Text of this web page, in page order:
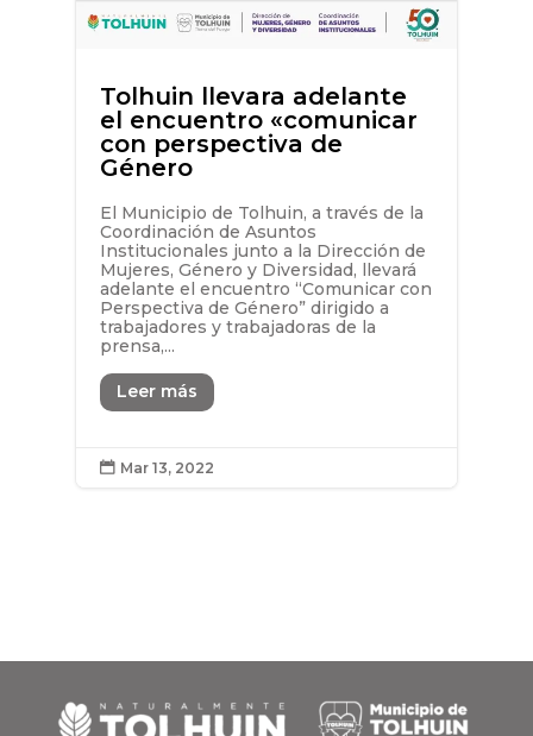
Tolhuin llevara adelante
el encuentro «comunicar
con perspectiva de
Género
El Municipio de Tolhuin, a través de la
Coordinación de Asuntos
Institucionales junto a la Dirección de
Mujeres, Género y Diversidad, llevará
adelante el encuentro “Comunicar con
Perspectiva de Género” dirigido a
trabajadores y trabajadoras de la
prensa,...
Leer más
 Mar 13, 2022